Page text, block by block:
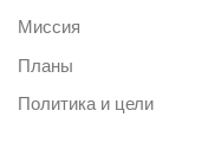
Миссия
Планы
Политика и цели